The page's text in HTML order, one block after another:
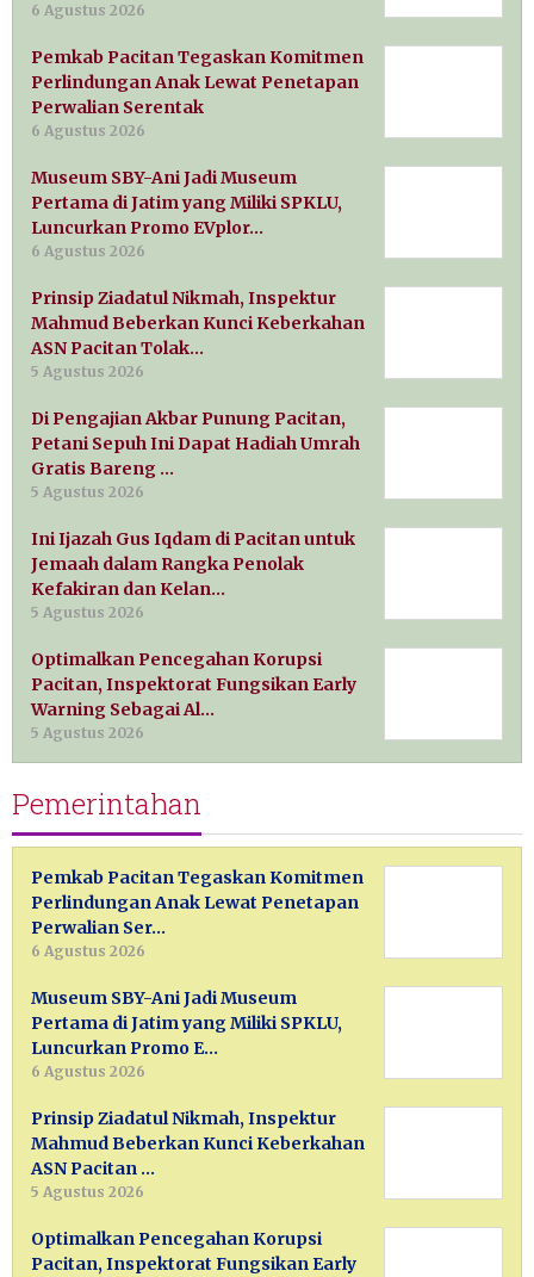
6 Agustus 2026
Pemkab Pacitan Tegaskan Komitmen
Perlindungan Anak Lewat Penetapan
Perwalian Serentak
6 Agustus 2026
Museum SBY-Ani Jadi Museum
Pertama di Jatim yang Miliki SPKLU,
Luncurkan Promo EVplor…
6 Agustus 2026
Prinsip Ziadatul Nikmah, Inspektur
Mahmud Beberkan Kunci Keberkahan
ASN Pacitan Tolak…
5 Agustus 2026
Di Pengajian Akbar Punung Pacitan,
Petani Sepuh Ini Dapat Hadiah Umrah
Gratis Bareng …
5 Agustus 2026
Ini Ijazah Gus Iqdam di Pacitan untuk
Jemaah dalam Rangka Penolak
Kefakiran dan Kelan…
5 Agustus 2026
Optimalkan Pencegahan Korupsi
Pacitan, Inspektorat Fungsikan Early
Warning Sebagai Al…
5 Agustus 2026
Pemerintahan
Pemkab Pacitan Tegaskan Komitmen
Perlindungan Anak Lewat Penetapan
Perwalian Ser…
6 Agustus 2026
Museum SBY-Ani Jadi Museum
Pertama di Jatim yang Miliki SPKLU,
Luncurkan Promo E…
6 Agustus 2026
Prinsip Ziadatul Nikmah, Inspektur
Mahmud Beberkan Kunci Keberkahan
ASN Pacitan …
5 Agustus 2026
Optimalkan Pencegahan Korupsi
Pacitan, Inspektorat Fungsikan Early